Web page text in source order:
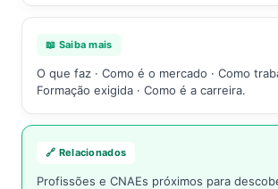
📖 Saiba mais
O que faz · Como é o mercado · Como
Formação exigida · Como é a carreira.
🔗 Relacionados
Profissões e CNAEs próximos para